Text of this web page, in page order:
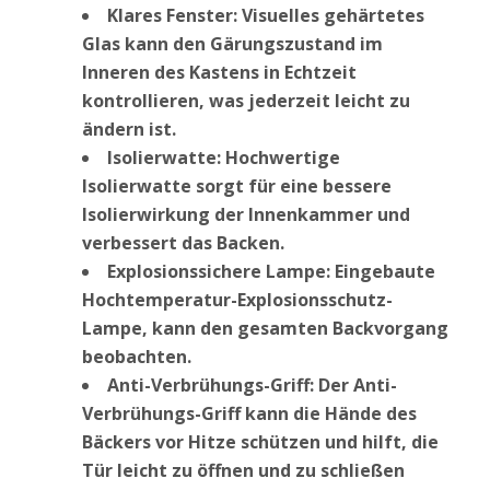
Klares Fenster: Visuelles gehärtetes
Glas kann den Gärungszustand im
Inneren des Kastens in Echtzeit
kontrollieren, was jederzeit leicht zu
ändern ist.
Isolierwatte: Hochwertige
Isolierwatte sorgt für eine bessere
Isolierwirkung der Innenkammer und
verbessert das Backen.
Explosionssichere Lampe: Eingebaute
Hochtemperatur-Explosionsschutz-
Lampe, kann den gesamten Backvorgang
beobachten.
Anti-Verbrühungs-Griff: Der Anti-
Verbrühungs-Griff kann die Hände des
Bäckers vor Hitze schützen und hilft, die
Tür leicht zu öffnen und zu schließen